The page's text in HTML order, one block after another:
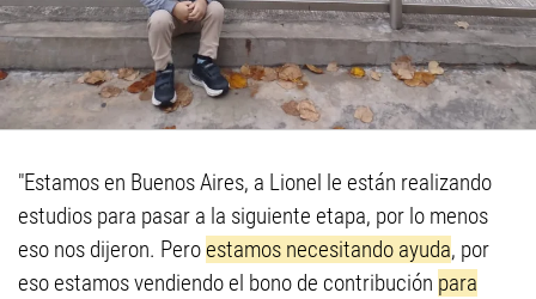
"Estamos en Buenos Aires, a Lionel le están realizando
estudios para pasar a la siguiente etapa, por lo menos
eso nos dijeron. Peroestamos necesitando ayuda, por
eso estamos vendiendo el bono de contribución para